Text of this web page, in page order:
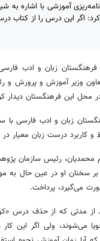
آموزشی با اشاره
اگر این درس را از کتاب
فرهنگستان زبان و ادب
محل این فرهنگستان دیدار
زبان و ادب فارسی با
کاربرد درست زبان معیار
محمدیان، رئیس سازمان
سخنان او در عین حال به
می‌گیرد، پرداخت.
از مدتی که از حذف درس
می‌شوند، ولی اگر این